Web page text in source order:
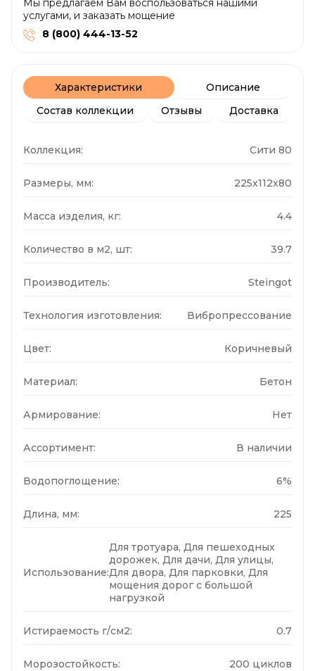
Мы предлагаем Вам воспользоваться нашими
услугами, и заказать мощение
8 (800) 444-13-52
Характеристики
Описание
Состав коллекции
Отзывы Доставка
Коллекция: Сити 80
Размеры, мм: 225x112x80
Масса изделия, кг: 4.4
Количество в м2, шт: 39.7
Производитель: Steingot
Технология изготовления: Вибропрессование
Цвет: Коричневый
Материал: Бетон
Армирование: Нет
Ассортимент: В наличии
Водопоглощение: 6%
Длина, мм: 225
Использование:
Для тротуара, Для пешеходных
дорожек, Для дачи, Для улицы,
Для двора, Для парковки, Для
мощения дорог с большой
нагрузкой
Истираемость г/см2: 0.7
Морозостойкость: 200 циклов